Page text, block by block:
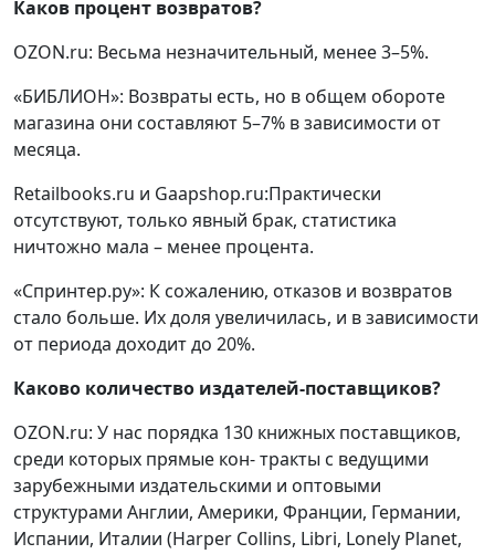
Каков процент возвратов?
OZON.ru: Весьма незначительный, менее 3–5%.
«БИБЛИОН»: Возвраты есть, но в общем обороте
магазина они составляют 5–7% в зависимости от
месяца.
Retailbooks.ru и Gaapshop.ru:Практически
отсутствуют, только явный брак, статистика
ничтожно мала – менее процента.
«Спринтер.ру»: К сожалению, отказов и возвратов
стало больше. Их доля увеличилась, и в зависимости
от периода доходит до 20%.
Каково количество издателей-поставщиков?
OZON.ru: У нас порядка 130 книжных поставщиков,
среди которых прямые кон- тракты с ведущими
зарубежными издательскими и оптовыми
структурами Англии, Америки, Франции, Германии,
Испании, Италии (Harper Collins, Libri, Lonely Planet,